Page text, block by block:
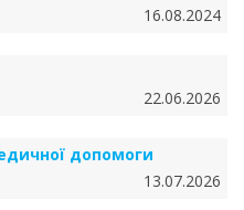
16.08.2024
22.06.2026
допомоги
13.07.2026